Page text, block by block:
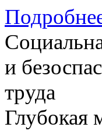
и
труда
Глубокая